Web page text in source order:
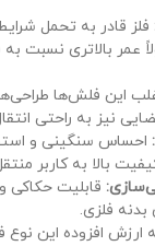
فلز قادر به تحمل
عمر بالاتری نسبت
این فلش‌ها
نیز به راحتی
احساس سنگینی و
بالا به کاربر
قابلیت حکاکی
فلزی.
ارزش افزوده این